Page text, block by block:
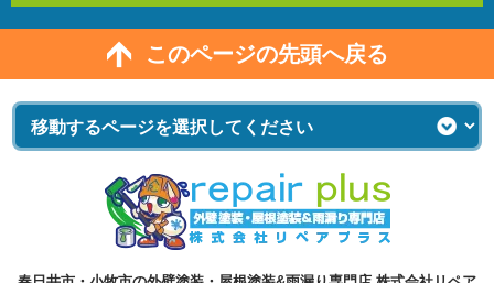
このページの先頭へ戻る